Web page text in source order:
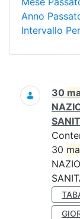
Anno
Intervallo
Ricerca
30
30